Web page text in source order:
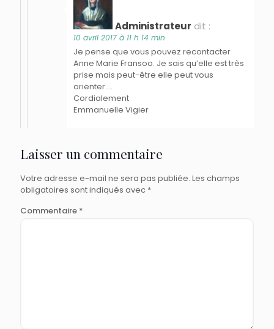
Administrateur dit :
10 avril 2017 à 11 h 14 min
Je pense que vous pouvez recontacter
Anne Marie Fransoo. Je sais qu’elle est très
prise mais peut-être elle peut vous
orienter….
Cordialement
Emmanuelle Vigier
Laisser un commentaire
Votre adresse e-mail ne sera pas publiée. Les champs
obligatoires sont indiqués avec *
Commentaire *